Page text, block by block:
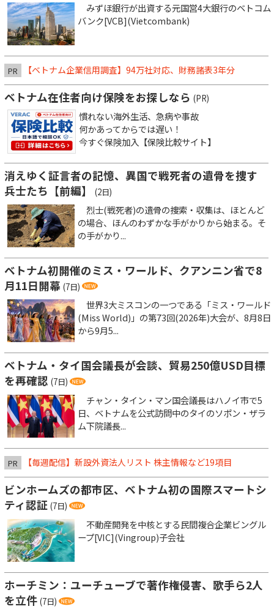
みずほ銀行が出資する元国営4大銀行のベトコム
バンク[VCB](Vietcombank)
PR 【ベトナム企業信用調査】94万社対応、財務諸表3年分
ベトナム在住者向け保険をお探しなら (PR)
慣れない海外生活、急病や事故
何かあってからでは遅い！
今すぐ保険加入【保険比較サイト】
消えゆく証言者の記憶、異国で戦死者の遺骨を捜す
兵士たち【前編】
(2日)
烈士(戦死者)の遺骨の捜索・収集は、ほとんど
の場合、ほんのわずかな手がかりから始まる。そ
の手がかり...
ベトナム初開催のミス・ワールド、クアンニン省で8
月11日開幕 (7日)
世界3大ミスコンの一つである「ミス・ワールド
(Miss World)」の第73回(2026年)大会が、8月8日
から9月5...
ベトナム・タイ国会議長が会談、貿易250億USD目標
を再確認 (7日)
チャン・タイン・マン国会議長はハノイ市で5
日、ベトナムを公式訪問中のタイのソポン・ザラ
ム下院議長...
PR 【毎週配信】新設外資法人リスト 株主情報など19項目
ビンホームズの都市区、ベトナム初の国際スマートシ
ティ認証 (7日)
不動産開発を中核とする民間複合企業ビングル
ープ[VIC](Vingroup)子会社
ホーチミン：ユーチューブで著作権侵害、歌手ら2人
を立件 (7日)